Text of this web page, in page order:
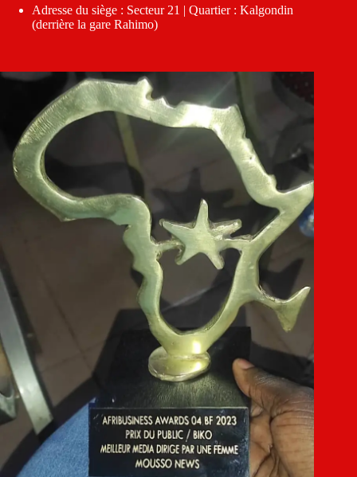
Adresse du siège : Secteur 21 | Quartier : Kalgondin
(derrière la gare Rahimo)